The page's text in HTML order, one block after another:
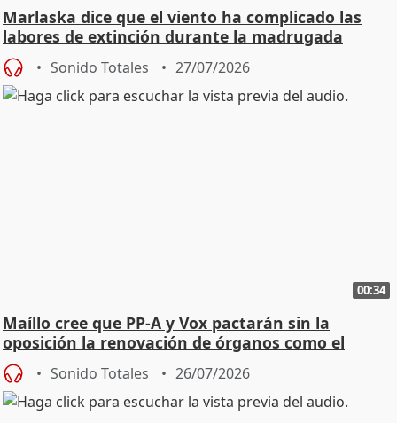
Marlaska dice que el viento ha complicado las
labores de extinción durante la madrugada
Sonido Totales 27/07/2026
00:34
Maíllo cree que PP-A y Vox pactarán sin la
oposición la renovación de órganos como el
Defensor
Sonido Totales 26/07/2026